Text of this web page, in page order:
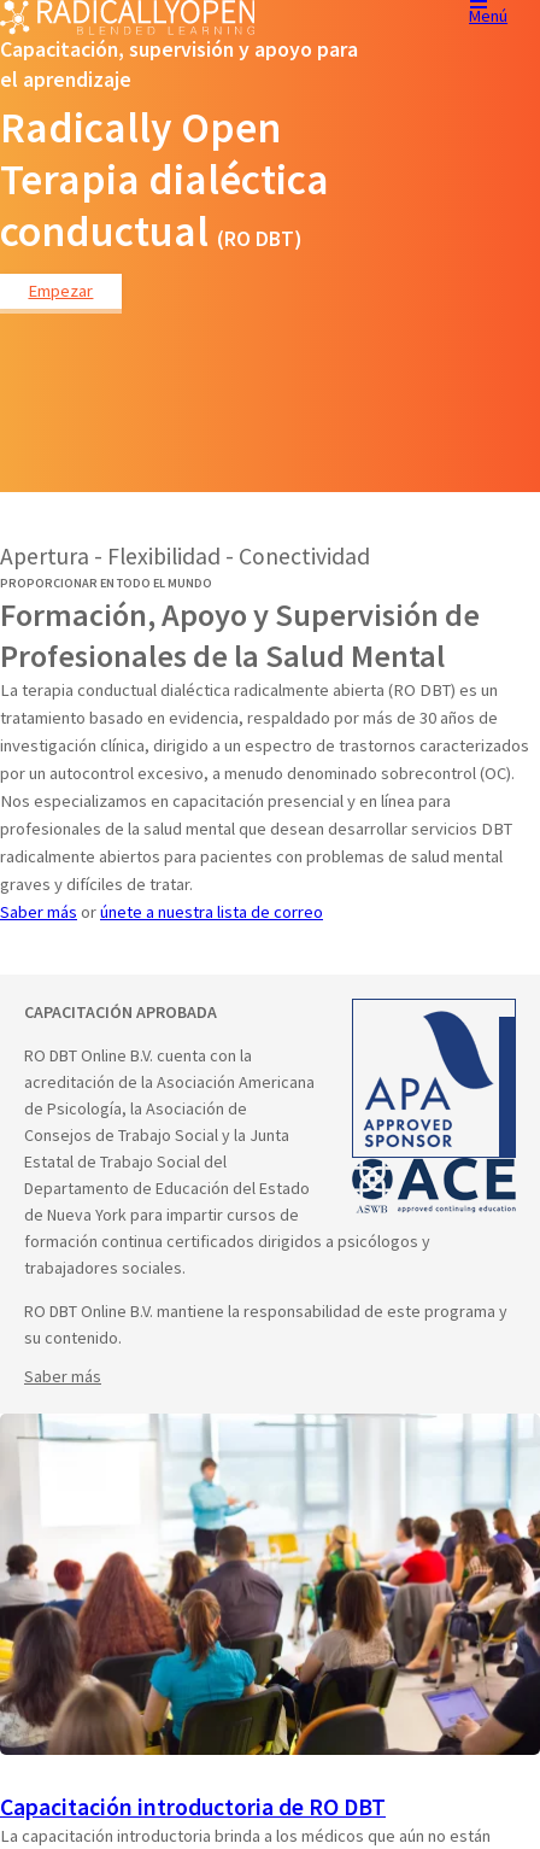
Menú
Capacitación, supervisión y apoyo para
el aprendizaje
Radically Open
Terapia dialéctica
conductual (RO DBT)
Empezar
Apertura - Flexibilidad - Conectividad
PROPORCIONAR EN TODO EL MUNDO
Formación, Apoyo y Supervisión de
Profesionales de la Salud Mental
La terapia conductual dialéctica radicalmente abierta (RO DBT) es un
tratamiento basado en evidencia, respaldado por más de 30 años de
investigación clínica, dirigido a un espectro de trastornos caracterizados
por un autocontrol excesivo, a menudo denominado sobrecontrol (OC).
Nos especializamos en capacitación presencial y en línea para
profesionales de la salud mental que desean desarrollar servicios DBT
radicalmente abiertos para pacientes con problemas de salud mental
graves y difíciles de tratar.
Saber más orúnete a nuestra lista de correo
CAPACITACIÓN APROBADA
RO DBT Online B.V. cuenta con la
acreditación de la Asociación Americana
de Psicología, la Asociación de
Consejos de Trabajo Social y la Junta
Estatal de Trabajo Social del
Departamento de Educación del Estado
de Nueva York para impartir cursos de
formación continua certificados dirigidos a psicólogos y
trabajadores sociales.
RO DBT Online B.V. mantiene la responsabilidad de este programa y
su contenido.
Saber más
Capacitación introductoria de RO DBT
La capacitación introductoria brinda a los médicos que aún no están